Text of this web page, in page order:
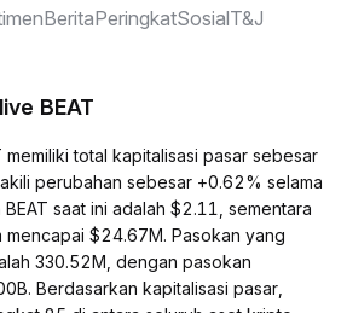
BeritaPeringkatSosialT&J
BEAT
total kapitalisasi pasar sebesar
perubahan sebesar +0.62% selama
saat ini adalah $2.11, sementara
$24.67M. Pasokan yang
330.52M, dengan pasokan
Berdasarkan kapitalisasi pasar,